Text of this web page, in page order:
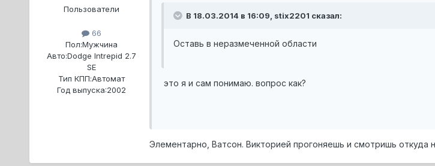
Пользователи
66
Пол:Мужчина
Авто:Dodge Intrepid 2.7
SE
Тип КПП:Автомат
Год выпуска:2002
В 18.03.2014 в 16:09, stix2201 сказал:
Оставь в неразмеченной области
это я и сам понимаю. вопрос как?
Элементарно, Ватсон. Викторией прогоняешь и смотришь откуда